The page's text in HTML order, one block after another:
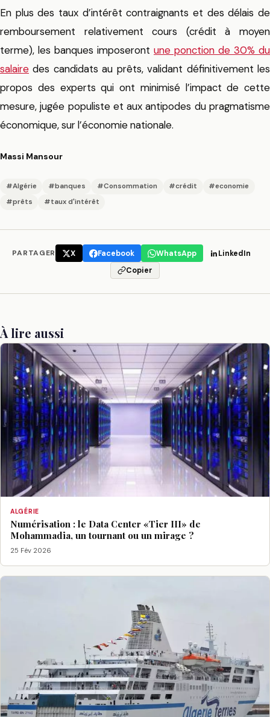
En plus des taux d’intérêt contraignants et des délais de
remboursement relativement cours (crédit à moyen
terme), les banques imposeront une ponction de 30% du
salaire des candidats au prêts, validant définitivement les
propos des experts qui ont minimisé l’impact de cette
mesure, jugée populiste et aux antipodes du pragmatisme
économique, sur l’économie nationale.
Massi Mansour
#Algérie #banques #Consommation #crédit
#economie
#prêts
#taux d'intérêt
PARTAGER X Facebook WhatsApp
LinkedIn
Copier
À lire aussi
ALGÉRIE
Numérisation : le Data Center «Tier III» de
Mohammadia, un tournant ou un mirage ?
25 Fév 2026